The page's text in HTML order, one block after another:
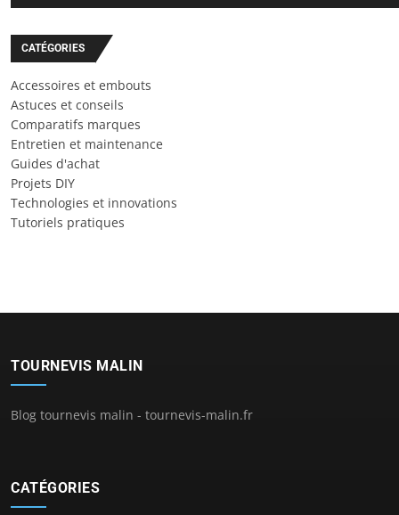
CATÉGORIES
Accessoires et embouts
Astuces et conseils
Comparatifs marques
Entretien et maintenance
Guides d'achat
Projets DIY
Technologies et innovations
Tutoriels pratiques
TOURNEVIS MALIN
Blog tournevis malin - tournevis-malin.fr
CATÉGORIES